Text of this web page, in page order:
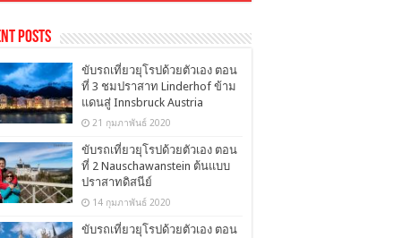
Posts
ขับรถเที่ยวยุโรปด้วยตัวเอง ตอน
ที่ 3 ชมปราสาท Linderhof ข้าม
แดนสู่ Innsbruck Austria
21 กุมภาพันธ์ 2020
ขับรถเที่ยวยุโรปด้วยตัวเอง ตอน
ที่ 2 Nauschawanstein ต้นแบบ
ปราสาทดิสนีย์
14 กุมภาพันธ์ 2020
ขับรถเที่ยวยุโรปด้วยตัวเอง ตอน